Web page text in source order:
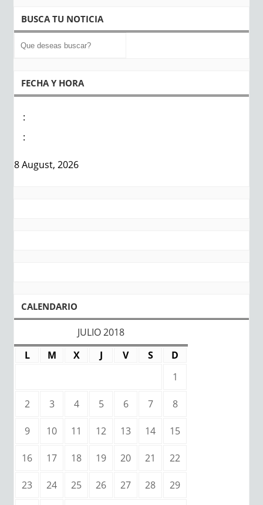
BUSCA TU NOTICIA
FECHA Y HORA
:
:
8 August, 2026
CALENDARIO
JULIO 2018
L
M X J V S
D
1
2 3 4 5 6 7 8
9 10 11 12 13 14 15
16 17 18 19 20 21 22
23 24 25 26 27 28 29